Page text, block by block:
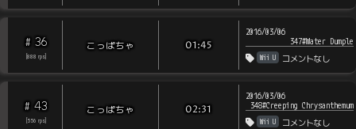
# 36
[888 rps
こっぱちゃ 01:45
2016/03/06
347#Water Dumple
Wii U コメントなし
# 43
556 rps
こっぱちゃ 02:31
2016/03/06
348#Creeping Chrysanthemum
Wii U コメントなし